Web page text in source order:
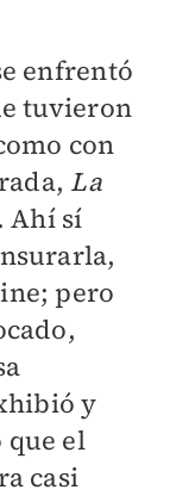
enfrentó
tuvieron
con
La
Ahí sí
pero
y
que el
casi